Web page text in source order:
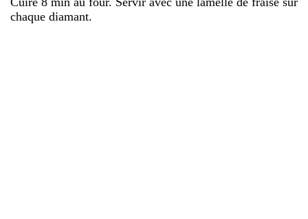
chaque diamant.